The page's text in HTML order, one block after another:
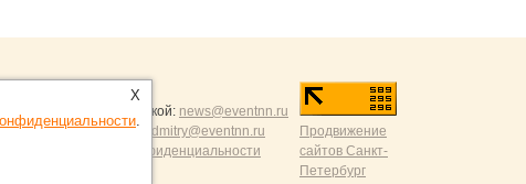
и разумной критикой: news@eventnn.ru
информации на сайт: dmitry@eventnn.ru
и политика конфиденциальности
Продвижение
сайтов Санкт-
Петербург
X
.